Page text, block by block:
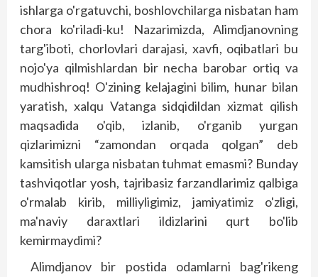
ishlarga o'rgatuvchi, boshlovchilarga nisbatan ham
chora ko'riladi-ku! Nazarimizda, Alim­djanovning
targ'iboti, chorlovlari darajasi, xavfi, oqibatlari bu
nojo'ya qilmish­lardan bir necha barobar ortiq va
mudhishroq! O'zining kelajagini bilim, hunar bilan
yaratish, xalqu Vatanga sidqidildan xizmat qilish
maqsadida o'qib, izlanib, o'rganib yurgan
qizlarimizni “zamondan orqada qolgan” deb
kamsitish ularga nisbatan tuhmat emasmi? Bunday
tashviqotlar yosh, tajribasiz farzandlarimiz qalbiga
o'rmalab kirib, milliyligimiz, jamiyatimiz o'zligi,
ma'naviy daraxtlari ildizlarini qurt bo'lib
kemirmaydimi?
Alimdjanov bir postida odamlarni bag'rikeng